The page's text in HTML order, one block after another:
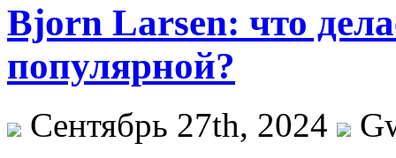
Bjorn Larsen: что
популярной?
Сентябрь 27th, 2024